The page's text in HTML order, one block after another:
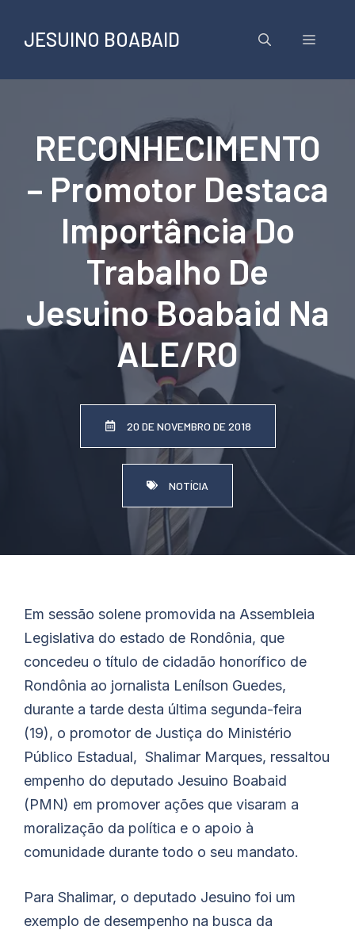
conteúdo
JESUINO BOABAID Menu
RECONHECIMENTO
– Promotor Destaca
Importância Do
Trabalho De
Jesuino Boabaid Na
ALE/RO
20 DE NOVEMBRO DE 2018
NOTÍCIA
Em sessão solene promovida na Assembleia
Legislativa do estado de Rondônia, que
concedeu o título de cidadão honorífico de
Rondônia ao jornalista Lenílson Guedes,
durante a tarde desta última segunda-feira
(19), o promotor de Justiça do Ministério
Público Estadual, Shalimar Marques, ressaltou
empenho do deputado Jesuino Boabaid
(PMN) em promover ações que visaram a
moralização da política e o apoio à
comunidade durante todo o seu mandato.
Para Shalimar, o deputado Jesuino foi um
exemplo de desempenho na busca da